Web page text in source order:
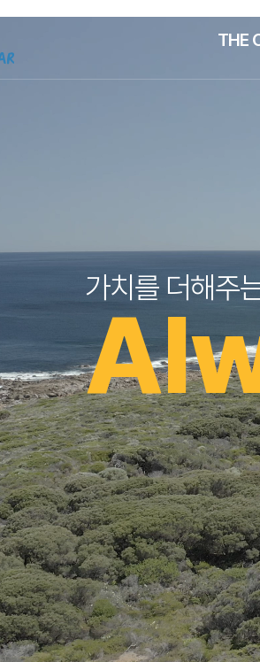
THE
가치를 더해주